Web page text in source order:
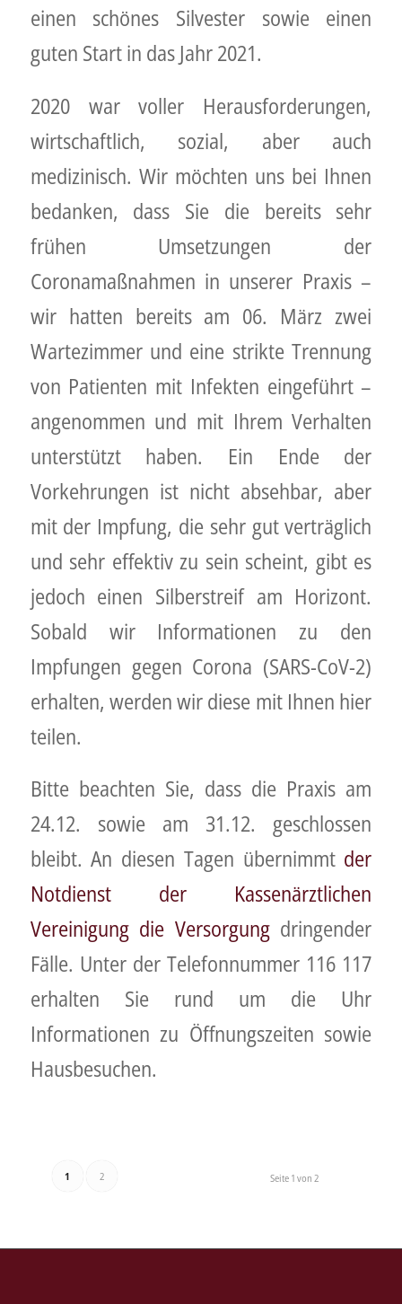
einen schönes Silvester sowie einen
guten Start in das Jahr 2021.
2020 war voller Herausforderungen,
wirtschaftlich, sozial, aber auch
medizinisch. Wir möchten uns bei Ihnen
bedanken, dass Sie die bereits sehr
frühen Umsetzungen der
Coronamaßnahmen in unserer Praxis –
wir hatten bereits am 06. März zwei
Wartezimmer und eine strikte Trennung
von Patienten mit Infekten eingeführt –
angenommen und mit Ihrem Verhalten
unterstützt haben. Ein Ende der
Vorkehrungen ist nicht absehbar, aber
mit der Impfung, die sehr gut verträglich
und sehr effektiv zu sein scheint, gibt es
jedoch einen Silberstreif am Horizont.
Sobald wir Informationen zu den
Impfungen gegen Corona (SARS-CoV-2)
erhalten, werden wir diese mit Ihnen hier
teilen.
Bitte beachten Sie, dass die Praxis am
24.12. sowie am 31.12. geschlossen
bleibt. An diesen Tagen übernimmt der
Notdienst der Kassenärztlichen
Vereinigung die Versorgungdringender
Fälle. Unter der Telefonnummer 116 117
erhalten Sie rund um die Uhr
Informationen zu Öffnungszeiten sowie
Hausbesuchen.
Seite 1 von 2
1 2